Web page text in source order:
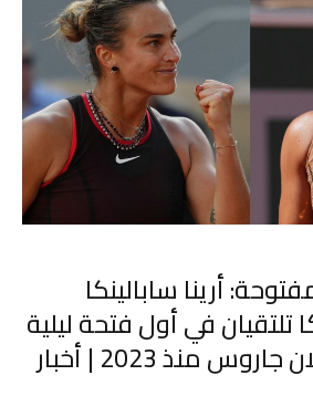
أرينا سابالينكا
في أول فتحة ليلية
للسيدات في رولان جاروس منذ 2023 | أخبار